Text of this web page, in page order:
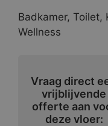
Badkamer, Toilet,
Wellness
Vraag direct
vrijblijvende
offerte aan
deze vloer: